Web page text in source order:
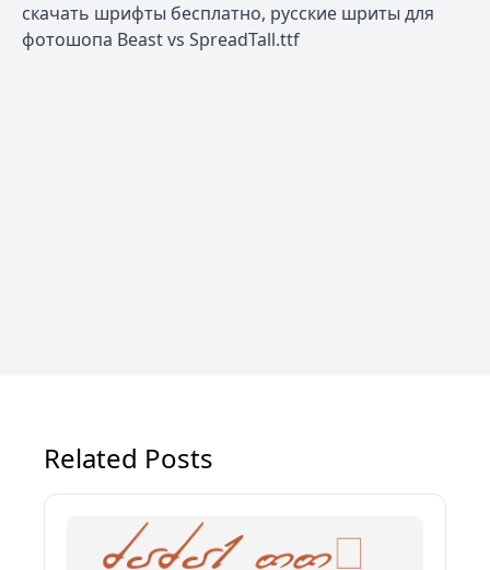
скачать шрифты бесплатно, русские шриты для
фотошопа Beast vs SpreadTall.ttf
Related Posts